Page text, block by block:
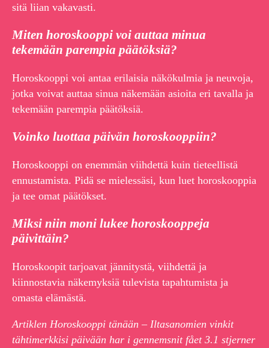
sitä liian vakavasti.
Miten horoskooppi voi auttaa minua
tekemään parempia päätöksiä?
Horoskooppi voi antaa erilaisia näkökulmia ja neuvoja,
jotka voivat auttaa sinua näkemään asioita eri tavalla ja
tekemään parempia päätöksiä.
Voinko luottaa päivän horoskooppiin?
Horoskooppi on enemmän viihdettä kuin tieteellistä
ennustamista. Pidä se mielessäsi, kun luet horoskooppia
ja tee omat päätökset.
Miksi niin moni lukee horoskooppeja
päivittäin?
Horoskoopit tarjoavat jännitystä, viihdettä ja
kiinnostavia näkemyksiä tulevista tapahtumista ja
omasta elämästä.
Artiklen Horoskooppi tänään – Iltasanomien vinkit
tähtimerkkisi päivään har i gennemsnit fået 3.1 stjerner